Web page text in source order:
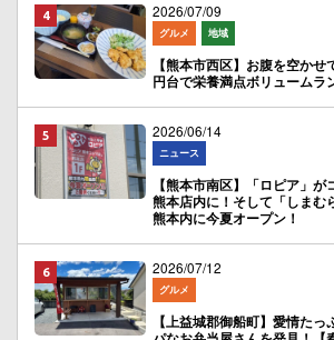
2026/07/09
グルメ 地域
【熊本市西区】お腹を空か
円台で栄養満点ボリュームラ
2026/06/14
ニュース
【熊本市南区】「ロピア」
熊本店内に！そして「しまむ
熊本内に今夏オープン！
2026/07/12
グルメ
【上益城郡御船町】愛情た